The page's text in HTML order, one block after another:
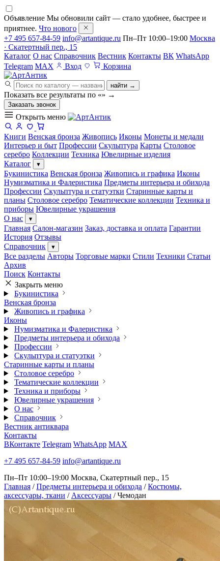
Объявление Мы обновили сайт — стало удобнее, быстрее и
приятнее. Что нового
+7 495 657-84-59 info@artantique.ru Пн–Пт 10:00–19:00 Москва
· Скатертный пер., 15
Каталог О нас Справочник Вестник Контакты ВК WhatsApp
Telegram MAX Вход Корзина
найти →
Показать все результаты по «» →
Заказать звонок
Открыть меню
Книги Венская бронза Живопись Иконы Монеты и медали
Интерьер и быт Профессии Скульптура Карты Столовое
серебро Коллекции Техника Ювелирные изделия
Каталог
▾
Букинистика Венская бронза Живопись и графика Иконы
Нумизматика и Фалеристика Предметы интерьера и обихода
Профессии Скульптура и статуэтки Старинные карты и
планы Столовое серебро Тематические коллекции Техника и
приборы Ювелирные украшения
О нас
▾
Главная Салон-магазин Заказ, доставка и оплата Гарантии
История Отзывы
Справочник
▾
Все разделы Авторы Торговые марки Стили Техники Статьи
Архив
Поиск Контакты
Закрыть меню
Букинистика
Венская бронза
Живопись и графика
Иконы
Нумизматика и Фалеристика
Предметы интерьера и обихода
Профессии
Скульптура и статуэтки
Старинные карты и планы
Столовое серебро
Тематические коллекции
Техника и приборы
Ювелирные украшения
О нас
Справочник
Вестник антиквара
Контакты
ВКонтакте Telegram WhatsApp MAX
+7 495 657-84-59 info@artantique.ru
Пн–Пт 10:00–19:00 Москва, Скатертный пер., 15
Главная / Предметы интерьера и обихода / Костюмы,
аксессуары, ткани / Аксессуары / Чемодан